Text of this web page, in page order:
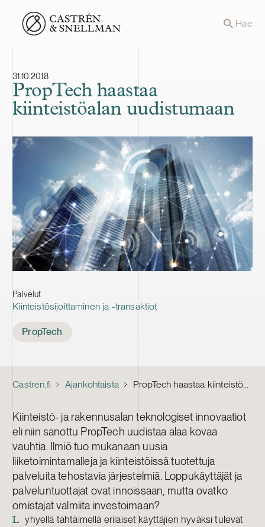
Front page Hae
31.10.2018
PropTech haastaa
kiinteistöalan uudistumaan
Palvelut
Kiinteistösijoittaminen ja -transaktiot
PropTech
Castren.fi Ajankohtaista PropTech haastaa kiinteistöalan uudistumaan
Kiinteistö- ja rakennusalan teknologiset innovaatiot
eli niin sanottu PropTech uudistaa alaa kovaa
vauhtia. Ilmiö tuo mukanaan uusia
liiketoimintamalleja ja kiinteistöissä tuotettuja
palveluita tehostavia järjestelmiä. Loppukäyttäjät ja
palveluntuottajat ovat innoissaan, mutta ovatko
omistajat valmiita investoimaan?
L
yhyellä tähtäimellä erilaiset käyttäjien hyväksi tulevat